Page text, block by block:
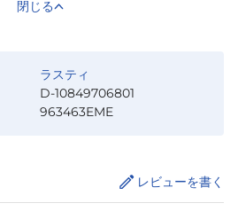
閉じる
ラスティ
D-10849706801
963463EME
レビューを書く